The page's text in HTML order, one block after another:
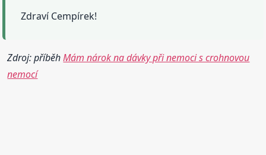
Zdraví Cempírek!
Zdroj: příběhMám nárok na dávky při nemoci s crohnovou
nemocí